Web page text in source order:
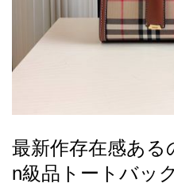
新
お
す
最新作存在感あ
n級品トートバッ